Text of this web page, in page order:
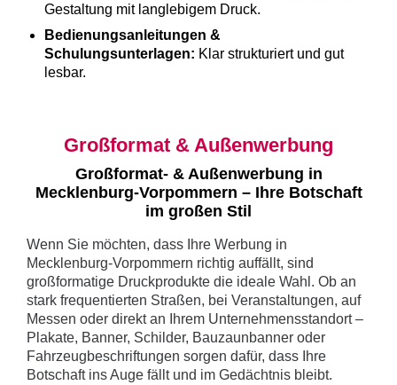
Gestaltung mit langlebigem Druck.
Bedienungsanleitungen &
Schulungsunterlagen: Klar strukturiert und gut
lesbar.
Großformat & Außenwerbung
Großformat- & Außenwerbung in
Mecklenburg-Vorpommern – Ihre Botschaft
im großen Stil
Wenn Sie möchten, dass Ihre Werbung in
Mecklenburg-Vorpommern richtig auffällt, sind
großformatige Druckprodukte die ideale Wahl. Ob an
stark frequentierten Straßen, bei Veranstaltungen, auf
Messen oder direkt an Ihrem Unternehmensstandort –
Plakate, Banner, Schilder, Bauzaunbanner oder
Fahrzeugbeschriftungen sorgen dafür, dass Ihre
Botschaft ins Auge fällt und im Gedächtnis bleibt.